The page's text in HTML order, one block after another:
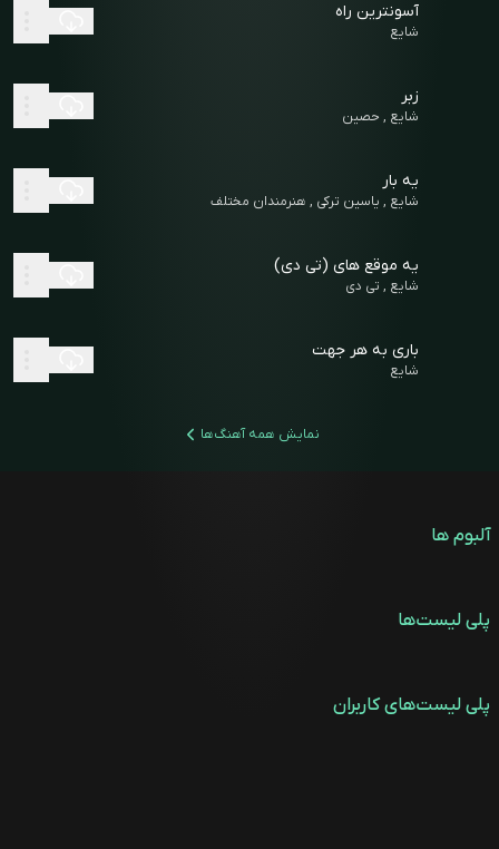
آسونترین راه
شایع
زبر
شایع , حصین
یه بار
شایع , یاسین ترکی , هنرمندان مختلف
یه موقع های (تی دی)
شایع , تی دی
باری به هر جهت
شایع
نمایش همه آهنگ‌ها
آلبوم ها
پلی لیست‌ها
پلی لیست‌های کاربران